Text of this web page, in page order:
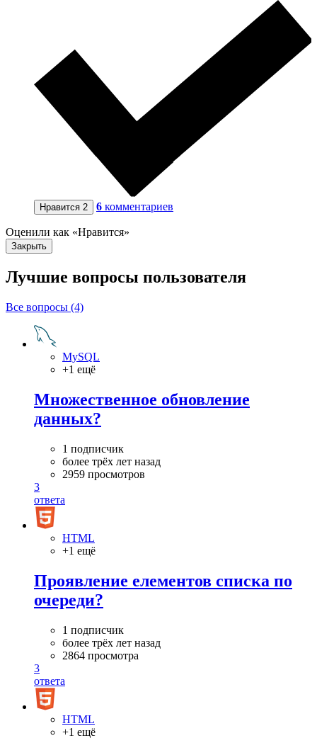
Нравится 2 6 комментариев
Оценили как «Нравится»
Закрыть
Лучшие вопросы пользователя
Все вопросы (4)
MySQL
+1 ещё
Множественное обновление
данных?
1 подписчик
более трёх лет назад
2959 просмотров
3
ответа
HTML
+1 ещё
Проявление елементов списка по
очереди?
1 подписчик
более трёх лет назад
2864 просмотра
3
ответа
HTML
+1 ещё